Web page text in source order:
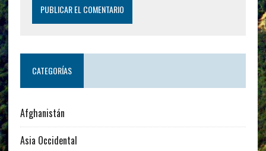
CATEGORÍAS
Afghanistán
Asia Occidental